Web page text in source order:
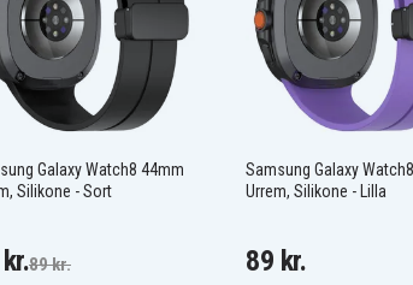
Galaxy Watch8 44mm
Silikone - Sort
89 kr.
Samsung Galaxy
Urrem, Silikone - Lilla
89 kr.